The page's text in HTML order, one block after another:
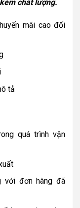
chất lượng.
mãi cao đối
tả
quá trình vận
với đơn hàng đã